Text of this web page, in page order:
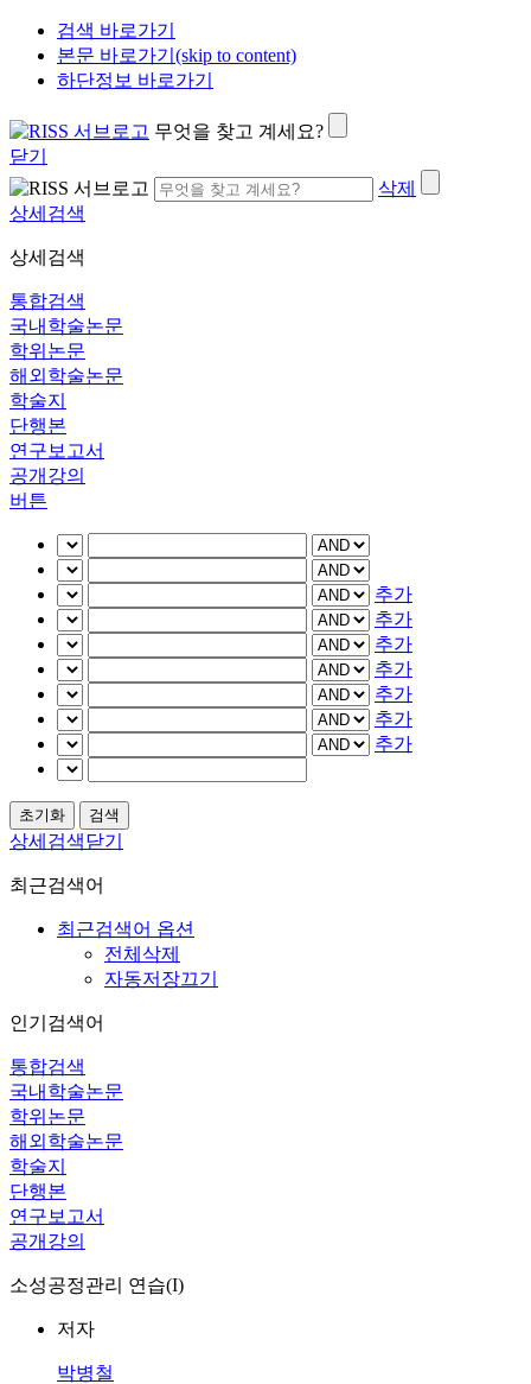
검색 바로가기
본문 바로가기(skip to content)
하단정보 바로가기
무엇을 찾고 계세요?
닫기
삭제
상세검색
상세검색
통합검색
국내학술논문
학위논문
해외학술논문
학술지
단행본
연구보고서
공개강의
버튼
추가
추가
추가
추가
추가
추가
추가
상세검색닫기
최근검색어
최근검색어 옵션
전체삭제
자동저장끄기
인기검색어
통합검색
국내학술논문
학위논문
해외학술논문
학술지
단행본
연구보고서
공개강의
소성공정관리 연습(I)
저자
박병철